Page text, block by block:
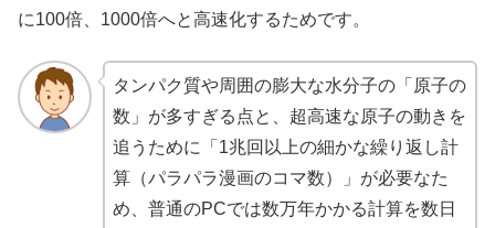
に100倍、1000倍へと高速化するためです。
タンパク質や周囲の膨大な水分子の「原子の
数」が多すぎる点と、超高速な原子の動きを
追うために「1兆回以上の細かな繰り返し計
算（パラパラ漫画のコマ数）」が必要なた
め、普通のPCでは数万年かかる計算を数日